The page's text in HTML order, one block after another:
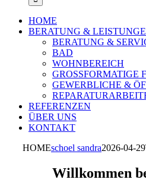
HOME
BERATUNG &
BERATUNG &
BAD
WOHNBEREICH
GROSSFORMATIGE
GEWERBLICHE &
REFERENZEN
ÜBER UNS
KONTAKT
HOMEschoel sandra2026-04-
Willkommen